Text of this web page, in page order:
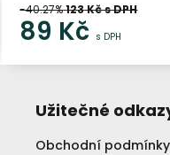
-40.27%123Kč s DPH
89 Kč s DPH
Užitečné
Obchodní podmínky